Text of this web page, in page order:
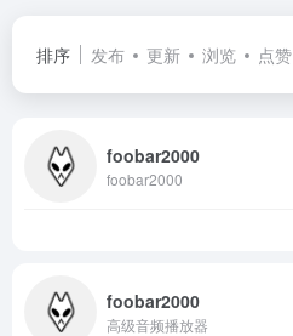
排序 发布 更新 浏览 点赞
foobar2000
foobar2000
foobar2000
高级音频播放器